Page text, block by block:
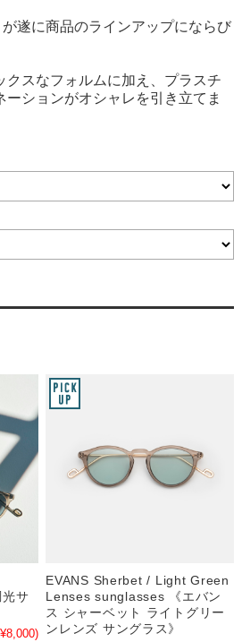
遂に商品のラインアップにならび
クスなフォルムに加え、プラスチ
ーションがオシャレを引き立てま
サ
EVANS Sherbet / Light Green
Lenses sunglasses 《エバン
ス シャーベット ライトグリー
ンレンズ サングラス》